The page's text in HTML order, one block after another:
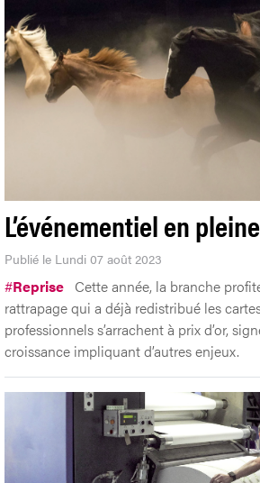
L’événementiel en
Publié le Lundi 07 août 2023
#Reprise Cette année, la branche
rattrapage qui a déjà redistribué les
professionnels s’arrachent à prix d’or,
croissance impliquant d’autres enjeux.